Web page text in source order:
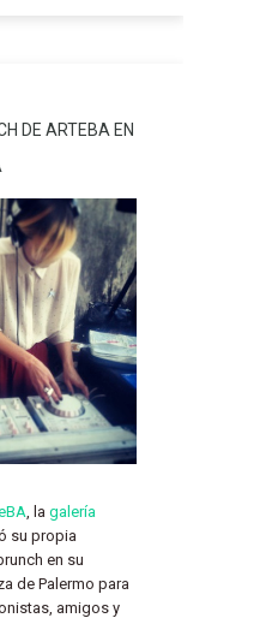
DE ARTEBA EN
, la galería
su propia
en su
de Palermo para
amigos y